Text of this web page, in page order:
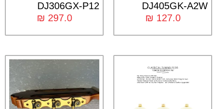
DJ405GK-A2W
₪ 127.0
DJ306GX-P12
₪ 297.0